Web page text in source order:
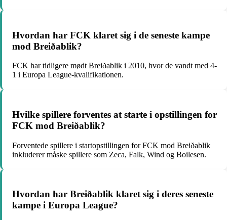
Hvordan har FCK klaret sig i de seneste kampe
mod Breiðablik?
FCK har tidligere mødt Breiðablik i 2010, hvor de vandt med 4-
1 i Europa League-kvalifikationen.
Hvilke spillere forventes at starte i opstillingen for
FCK mod Breiðablik?
Forventede spillere i startopstillingen for FCK mod Breiðablik
inkluderer måske spillere som Zeca, Falk, Wind og Boilesen.
Hvordan har Breiðablik klaret sig i deres seneste
kampe i Europa League?